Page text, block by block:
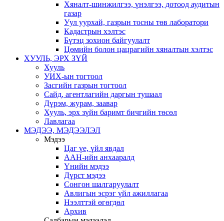
Хяналт-шинжилгээ, үнэлгээ, дотоод аудитын
газар
Уул уурхай, газрын тосны төв лаборатори
Кадастрын хэлтэс
Бүтэц зохион байгуулалт
Цөмийн болон цацрагийн хяналтын хэлтэс
ХУУЛЬ, ЭРХ ЗҮЙ
Хууль
УИХ-ын тогтоол
Засгийн газрын тогтоол
Сайд, агентлагийн даргын тушаал
Дүрэм, журам, заавар
Хууль, эрх зүйн баримт бичгийн төсөл
Лавлагаа
МЭДЭЭ, МЭДЭЭЛЭЛ
Мэдээ
Цаг үе, үйл явдал
ААН-ийн анхааралд
Үнийн мэдээ
Дүрст мэдээ
Сонгон шалгаруулалт
Авлигын эсрэг үйл ажиллагаа
Нээлттэй өгөгдөл
Архив